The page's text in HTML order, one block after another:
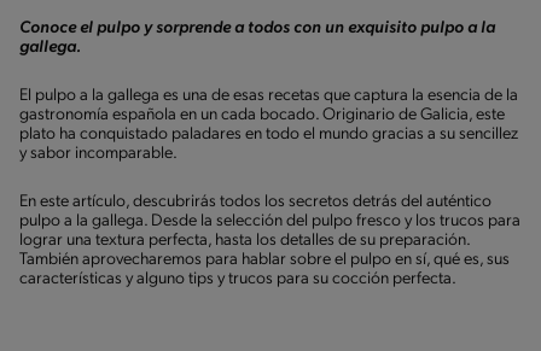
Conoce el pulpo y sorprende a todos con un exquisito pulpo a la
gallega.
El pulpo a la gallega es una de esas recetas que captura la esencia de la
gastronomía española en un cada bocado. Originario de Galicia, este
plato ha conquistado paladares en todo el mundo gracias a su sencillez
y sabor incomparable.
En este artículo, descubrirás todos los secretos detrás del auténtico
pulpo a la gallega. Desde la selección del pulpo fresco y los trucos para
lograr una textura perfecta, hasta los detalles de su preparación.
También aprovecharemos para hablar sobre el pulpo en sí, qué es, sus
características y alguno tips y trucos para su cocción perfecta.